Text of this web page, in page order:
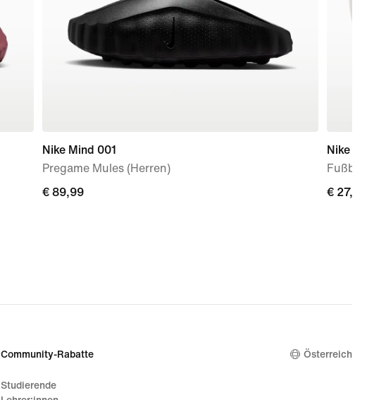
Nike Mind 001
Pregame Mules (Herren)
€ 89,99
€ 89,99
Nike
Fußball
€ 27,99
€ 27,99
Community-Rabatte
Studierende
Österreich